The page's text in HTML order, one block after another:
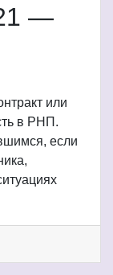
—
или
в РНП.
если